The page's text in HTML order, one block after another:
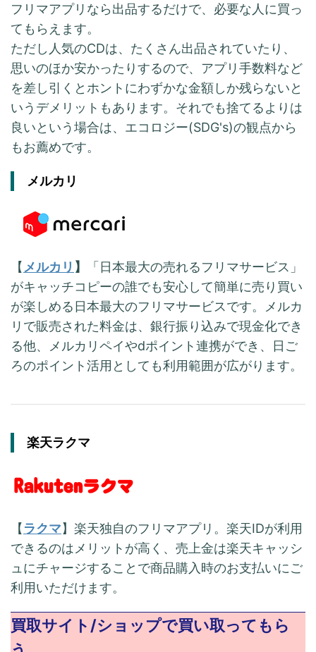
フリマアプリなら出品するだけで、必要な人に買っ
てもらえます。
ただし人気のCDは、たくさん出品されていたり、
思いのほか安かったりするので、アプリ手数料など
を差し引くとホントにわずかな金額しか残らないと
いうデメリットもあります。それでも捨てるよりは
良いという場合は、エコロジー(SDG's)の観点から
もお薦めです。
メルカリ
【 メルカリ 】
「日本最大の売れるフリマサービス」
がキャッチコピーの誰でも安心して簡単に売り買い
が楽しめる日本最大のフリマサービスです。メルカ
リで販売された料金は、銀行振り込みで現金化でき
る他、メルカリペイやdポイント連携ができ、日ご
ろのポイント活用としても利用範囲が広がります。
楽天ラクマ
【ラクマ】楽天独自のフリマアプリ。楽天IDが利用
できるのはメリットが高く、売上金は楽天キャッシ
ュにチャージすることで商品購入時のお支払いにご
利用いただけます。
買取サイト/ショップで買い取ってもら